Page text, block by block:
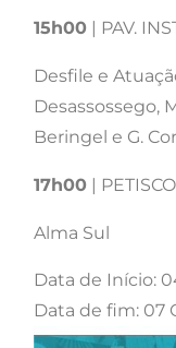
15h00 | PAV.
Desfile e
Desassossego,
Beringel e G.
17h00 |
Alma Sul
Data de Início:
Data de fim: 07